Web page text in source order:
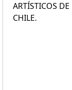
ARTÍSTICOS
CHILE.